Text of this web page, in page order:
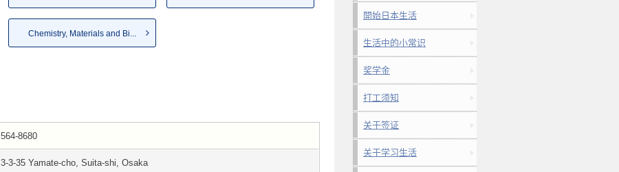
Chemistry, Materials and Bi...
564-8680
3-3-35 Yamate-cho, Suita-shi, Osaka
開始日本生活
生活中的小常识
奖学金
打工须知
关于签证
关于学习生活